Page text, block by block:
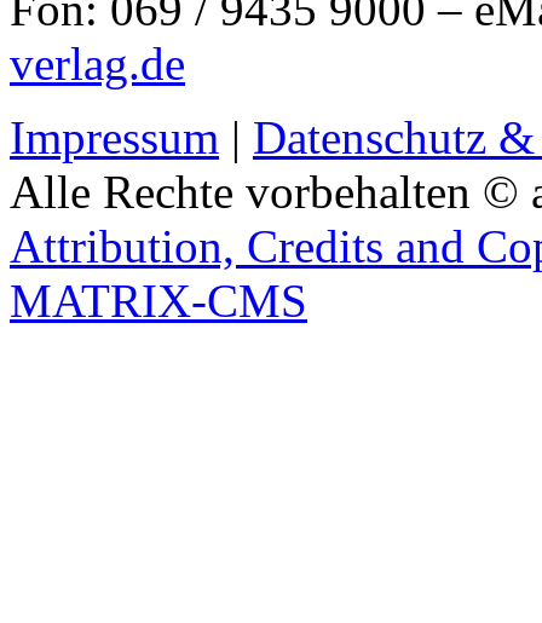
verlag.de
Impressum | Datenschutz
Alle Rechte vorbehalten ©
Attribution, Credits and
MATRIX-CMS